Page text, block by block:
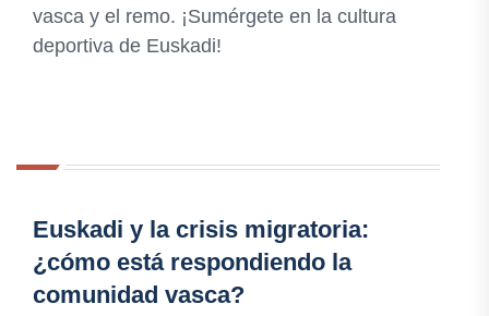
vasca y el remo. ¡Sumérgete en la cultura
deportiva de Euskadi!
Euskadi y la crisis migratoria:
¿cómo está respondiendo la
comunidad vasca?